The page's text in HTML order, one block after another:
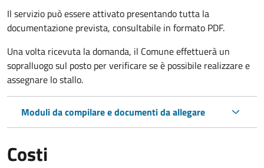
Il servizio può essere attivato presentando tutta la
documentazione prevista, consultabile in formato PDF.
Una volta ricevuta la domanda, il Comune effettuerà un
sopralluogo sul posto per verificare se è possibile realizzare e
assegnare lo stallo.
Moduli da compilare e documenti da allegare
Costi